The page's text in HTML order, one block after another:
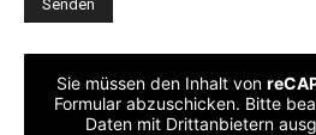
Sie müssen den Inhalt von
Formular abzuschicken. Bitte
Daten mit Drittanbietern